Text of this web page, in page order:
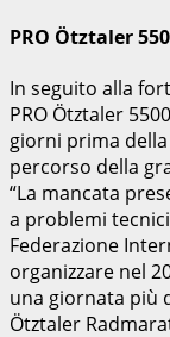
PRO Ötztaler
In seguito alla
PRO Ötztaler
giorni prima
percorso della
“La mancata
a problemi
Federazione
organizzare nel
una giornata più
Ötztaler